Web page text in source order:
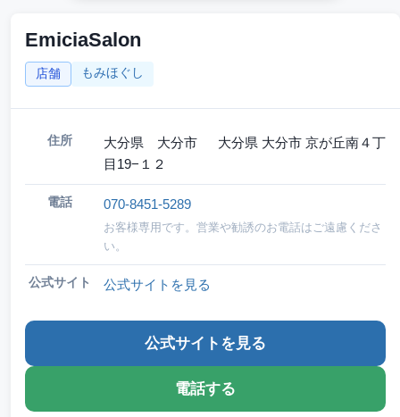
EmiciaSalon
店舗 もみほぐし
住所
大分県 大分市 大分県 大分市 京が丘南４丁
目19−１２
電話 070-8451-5289
お客様専用です。営業や勧誘のお電話はご遠慮くださ
い。
公式サイト 公式サイトを見る
公式サイトを見る
電話する